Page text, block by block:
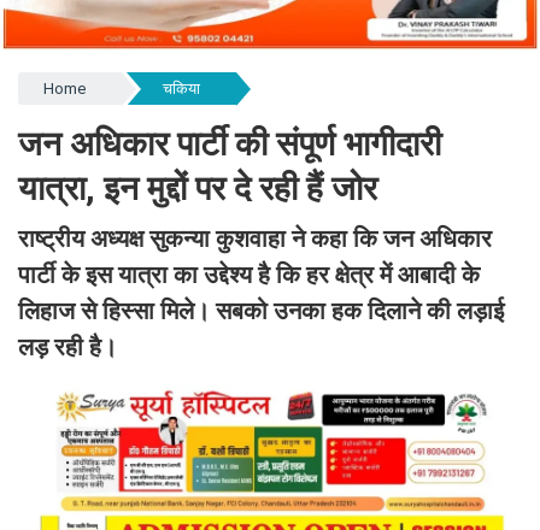
Home चकिया
जन अधिकार पार्टी की संपूर्ण भागीदारी
यात्रा, इन मुद्दों पर दे रही हैं जोर
राष्ट्रीय अध्यक्ष सुकन्या कुशवाहा ने कहा कि जन अधिकार
पार्टी के इस यात्रा का उद्देश्य है कि हर क्षेत्र में आबादी के
लिहाज से हिस्सा मिले। सबको उनका हक दिलाने की लड़ाई
लड़ रही है।